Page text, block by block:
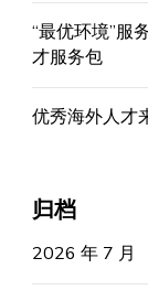
“最优环境”服
才服务包
优秀海外人才
归档
2026 年 7 月